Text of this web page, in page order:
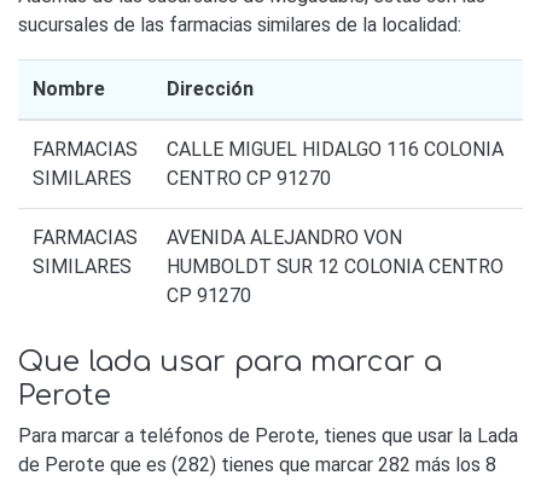
sucursales de las farmacias similares de la localidad:
Nombre Dirección
FARMACIAS
SIMILARES
CALLE MIGUEL HIDALGO 116 COLONIA
CENTRO CP 91270
FARMACIAS
SIMILARES
AVENIDA ALEJANDRO VON
HUMBOLDT SUR 12 COLONIA CENTRO
CP 91270
Que lada usar para marcar a
Perote
Para marcar a teléfonos de Perote, tienes que usar la Lada
de Perote que es (282) tienes que marcar 282 más los 8